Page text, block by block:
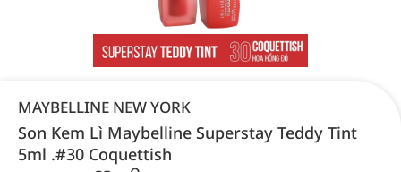
MAYBELLINE NEW YORK
Son Kem Lì Maybelline Superstay Teddy Tint
5ml .#30 Coquettish